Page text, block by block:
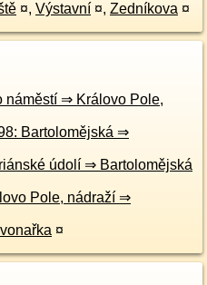
¤, Výstavní ¤, Zedníkova ¤
náměstí ⇒ Královo Pole,
Bartolomějská ⇒
údolí ⇒ Bartolomějská
Pole, nádraží ⇒
¤